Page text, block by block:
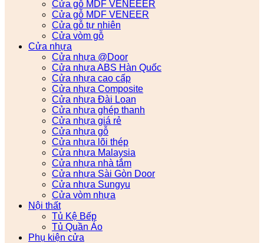
Cửa gỗ MDF VENEEER
Cửa gỗ MDF VENEER
Cửa gỗ tự nhiên
Cửa vòm gỗ
Cửa nhựa
Cửa nhựa @Door
Cửa nhựa ABS Hàn Quốc
Cửa nhựa cao cấp
Cửa nhựa Composite
Cửa nhựa Đài Loan
Cửa nhựa ghép thanh
Cửa nhựa giá rẻ
Cửa nhựa gỗ
Cửa nhựa lõi thép
Cửa nhựa Malaysia
Cửa nhựa nhà tắm
Cửa nhựa Sài Gòn Door
Cửa nhựa Sungyu
Cửa vòm nhựa
Nội thất
Tủ Kệ Bếp
Tủ Quần Áo
Phụ kiện cửa